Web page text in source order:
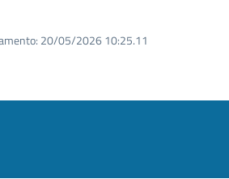
20/05/2026 10:25.11